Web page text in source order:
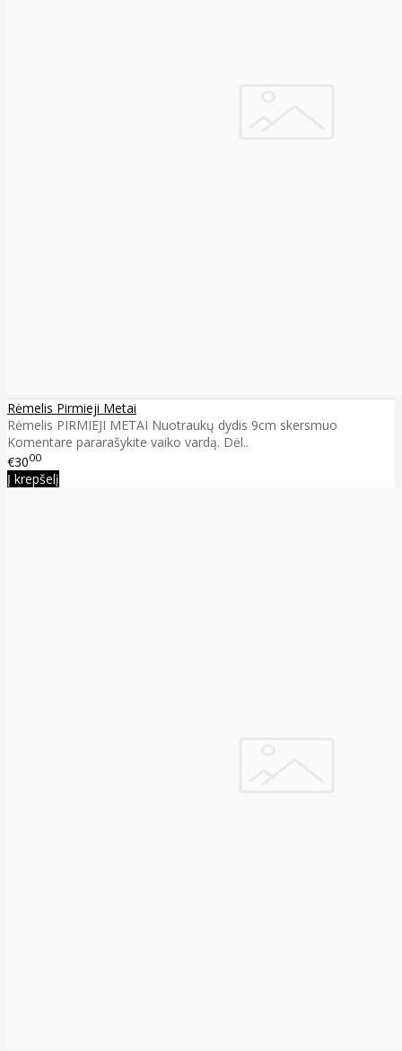
Rėmelis Pirmieji Metai
Rėmelis PIRMIEJI METAI Nuotraukų dydis 9cm skersmuo
Komentare pararašykite vaiko vardą. Dėl..
€3000
Į krepšelį